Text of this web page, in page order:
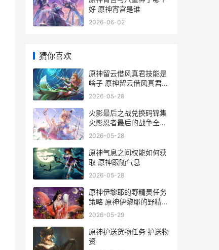
好 原神宵宫是谁
2026-06-02
猜你喜欢
原神留云借风真君技能是
啥子 原神留云借风真君六
个火柱激活顺序
2026-05-28
火影最后之战兑换码锦集
火影忍者最后的战争全攻
略
2026-05-28
原神气息之间权能如何获
取 原神跟随气息
2026-05-28
原神伊黎耶的野精灵任务
策略 原神伊黎耶的野精灵
愤怒怎么打
2026-05-29
原神护送货物任务 护送物
资